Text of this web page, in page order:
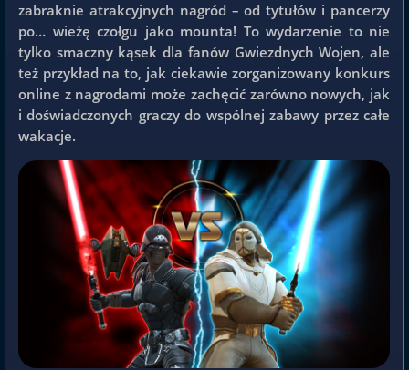
zabraknie atrakcyjnych nagród – od tytułów i pancerzy
po… wieżę czołgu jako mounta! To wydarzenie to nie
tylko smaczny kąsek dla fanów Gwiezdnych Wojen, ale
też przykład na to, jak ciekawie zorganizowany konkurs
online z nagrodami może zachęcić zarówno nowych, jak
i doświadczonych graczy do wspólnej zabawy przez całe
wakacje.